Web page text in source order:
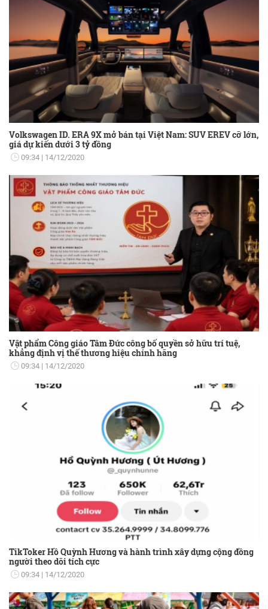
Volkswagen ID. ERA 9X mở bán tại Việt Nam: SUV EREV cỡ lớn,
giá dự kiến dưới 3 tỷ đồng
09:34 14/12/2020
Vật phẩm Công giáo Tâm Đức công bố quyền sở hữu trí tuệ,
khẳng định vị thế thương hiệu chính hãng
09:34 14/12/2020
TikToker Hồ Quỳnh Hương và hành trình xây dựng cộng đồng
người theo dõi tích cực
09:34 14/12/2020